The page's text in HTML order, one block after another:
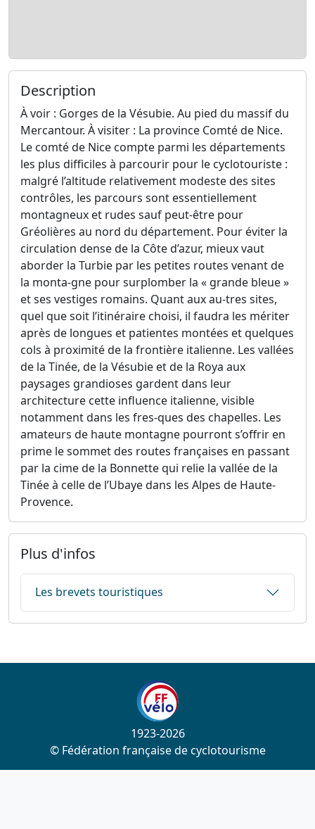
Description
À voir : Gorges de la Vésubie. Au pied du massif du
Mercantour. À visiter : La province Comté de Nice.
Le comté de Nice compte parmi les départements
les plus difficiles à parcourir pour le cyclotouriste :
malgré l’altitude relativement modeste des sites
contrôles, les parcours sont essentiellement
montagneux et rudes sauf peut-être pour
Gréolières au nord du département. Pour éviter la
circulation dense de la Côte d’azur, mieux vaut
aborder la Turbie par les petites routes venant de
la monta-gne pour surplomber la « grande bleue »
et ses vestiges romains. Quant aux au-tres sites,
quel que soit l’itinéraire choisi, il faudra les mériter
après de longues et patientes montées et quelques
cols à proximité de la frontière italienne. Les vallées
de la Tinée, de la Vésubie et de la Roya aux
paysages grandioses gardent dans leur
architecture cette influence italienne, visible
notamment dans les fres-ques des chapelles. Les
amateurs de haute montagne pourront s’offrir en
prime le sommet des routes françaises en passant
par la cime de la Bonnette qui relie la vallée de la
Tinée à celle de l’Ubaye dans les Alpes de Haute-
Provence.
Plus d'infos
Les brevets touristiques
1923-2026
© Fédération française de cyclotourisme